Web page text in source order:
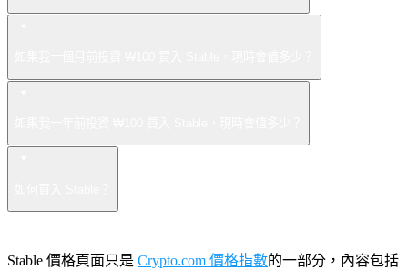
Stable 價格頁面只是 Crypto.com 價格指數的一部分，內容包括